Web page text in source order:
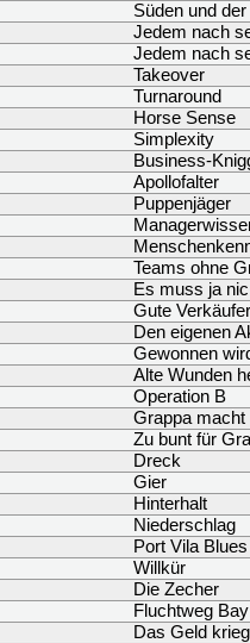
Süden und
Jedem nach
Jedem nach
Takeover
Turnaround
Horse Sense
Simplexity
Business-
Apollofalter
Puppenjäger
Teams ohne
Es muss ja
Gute
Den eigenen
Gewonnen
Alte Wunden
Operation B
Grappa macht
Zu bunt für
Dreck
Gier
Hinterhalt
Niederschlag
Port Vila Blues
Willkür
Die Zecher
Fluchtweg
Das Geld